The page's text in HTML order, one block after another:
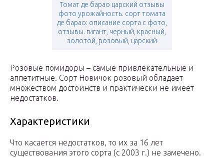
Томат де барао царский отзывы
фото урожайность. сорт томата
де барао: описание сорта с фото,
отзывы. гигант, черный, красный,
золотой, розовый, царский
Розовые помидоры – самые привлекательные и
аппетитные. Сорт Новичок розовый обладает
множеством достоинств и практически не имеет
недостатков.
Характеристики
Что касается недостатков, то их за 16 лет
существования этого сорта (с 2003 г.) не замечено.